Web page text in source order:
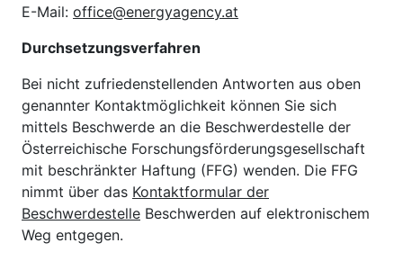
E-Mail: office@energyagency.at
Durchsetzungsverfahren
Bei nicht zufriedenstellenden Antworten aus oben
genannter Kontaktmöglichkeit können Sie sich
mittels Beschwerde an die Beschwerdestelle der
Österreichische Forschungsförderungsgesellschaft
mit beschränkter Haftung (FFG) wenden. Die FFG
nimmt über das Kontaktformular der
Beschwerdestelle Beschwerden auf elektronischem
Weg entgegen.